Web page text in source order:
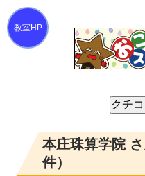
本庄珠算学院
件）